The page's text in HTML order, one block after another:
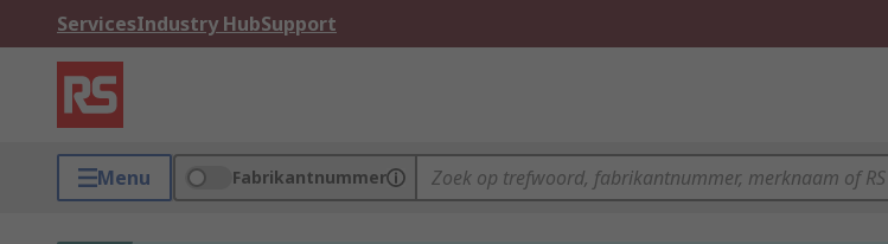
ServicesIndustry HubSupport
Menu Fabrikantnummer